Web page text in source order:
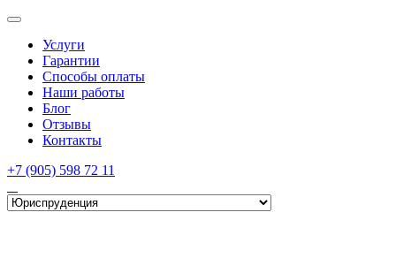
Услуги
Гарантии
Способы оплаты
Наши работы
Блог
Отзывы
Контакты
+7 (905) 598 72 11